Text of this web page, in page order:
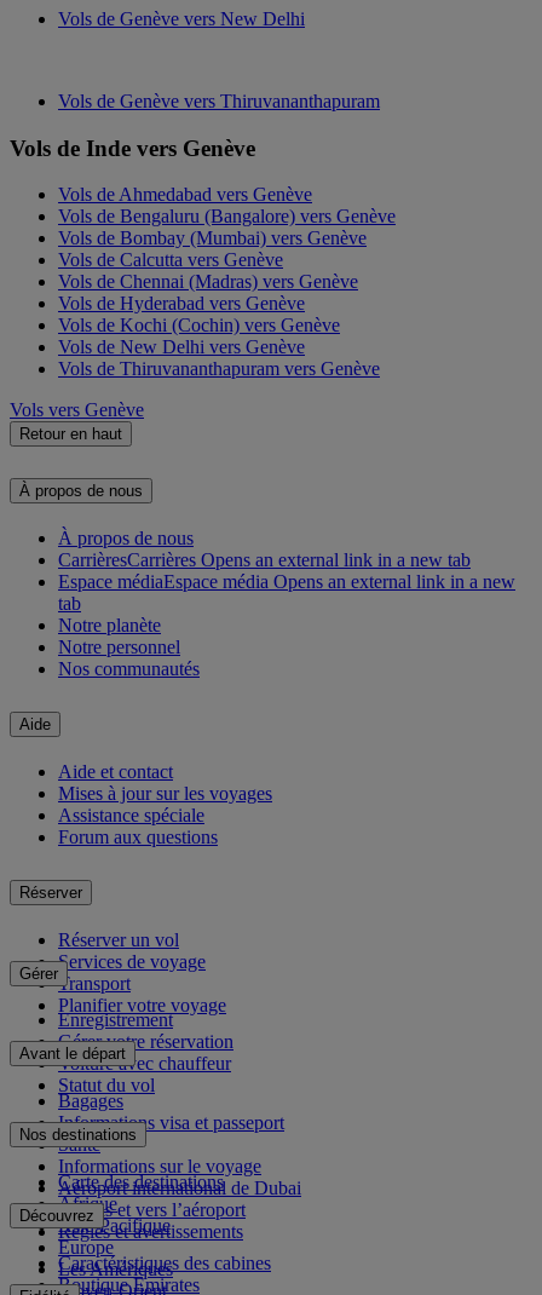
Vols de Genève vers New Delhi
Vols de Genève vers Thiruvananthapuram
Vols de Inde vers Genève
Vols de Ahmedabad vers Genève
Vols de Bengaluru (Bangalore) vers Genève
Vols de Bombay (Mumbai) vers Genève
Vols de Calcutta vers Genève
Vols de Chennai (Madras) vers Genève
Vols de Hyderabad vers Genève
Vols de Kochi (Cochin) vers Genève
Vols de New Delhi vers Genève
Vols de Thiruvananthapuram vers Genève
Vols vers Genève
Retour en haut
À propos de nous
À propos de nous
CarrièresCarrières Opens an external link in a new tab
Espace médiaEspace média Opens an external link in a new
tab
Notre planète
Notre personnel
Nos communautés
Aide
Aide et contact
Mises à jour sur les voyages
Assistance spéciale
Forum aux questions
Réserver
Réserver un vol
Services de voyage
Transport
Planifier votre voyage
Gérer
Enregistrement
Gérer votre réservation
Voiture avec chauffeur
Statut du vol
Avant le départ
Bagages
Informations visa et passeport
Santé
Informations sur le voyage
Aéroport international de Dubai
Depuis et vers l’aéroport
Règles et avertissements
Nos destinations
Carte des destinations
Afrique
Asie-Pacifique
Europe
Les Amériques
Moyen-Orient
Découvrez
Caractéristiques des cabines
Boutique Emirates